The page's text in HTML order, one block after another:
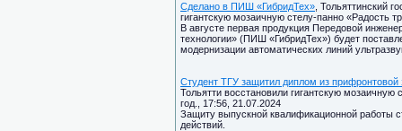
Сделано в ПИШ «ГибридТех» , Тольяттинский
гигантскую мозаичную стелу-панно «Радость
В августе первая продукция Передовой
технологии» (ПИШ «ГибридТех») будет
модернизации автоматических линий
Студент ТГУ защитил диплом из прифронтовой
Тольятти восстановили гигантскую
год., 17:56, 21.07.2024
Защиту выпускной квалификационной работы
действий.